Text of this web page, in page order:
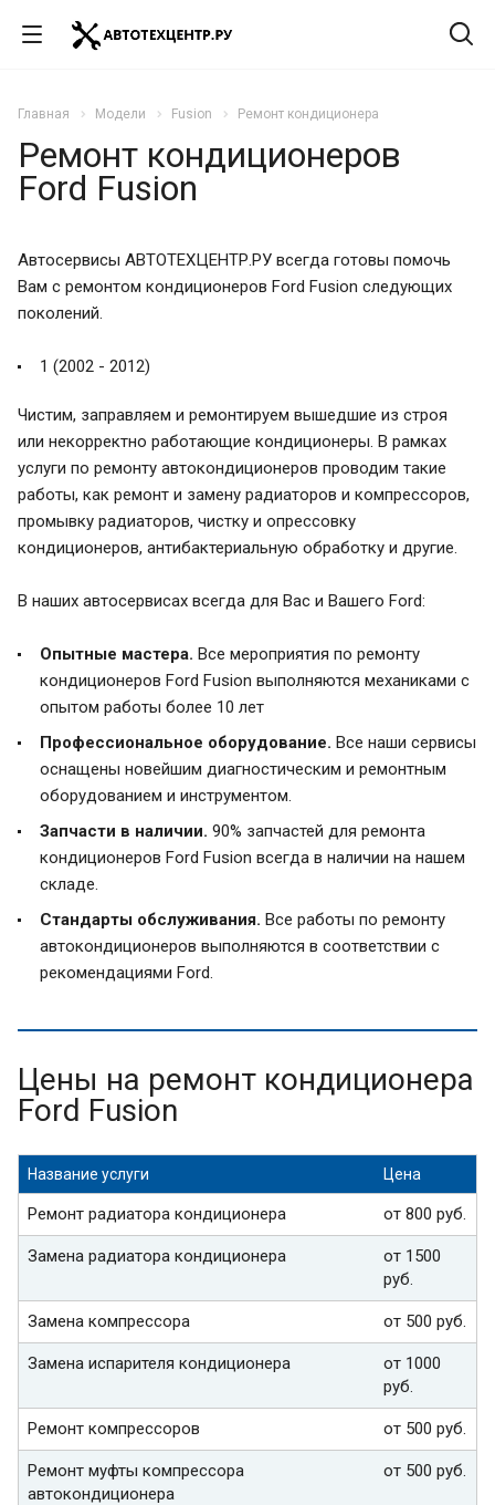
Главная Модели Fusion Ремонт кондиционера
Ремонт кондиционеров
Ford Fusion
Автосервисы АВТОТЕХЦЕНТР.РУ всегда готовы помочь
Вам с ремонтом кондиционеров Ford Fusion следующих
поколений.
1 (2002 - 2012)
Чистим, заправляем и ремонтируем вышедшие из строя
или некорректно работающие кондиционеры. В рамках
услуги по ремонту автокондиционеров проводим такие
работы, как ремонт и замену радиаторов и компрессоров,
промывку радиаторов, чистку и опрессовку
кондиционеров, антибактериальную обработку и другие.
В наших автосервисах всегда для Вас и Вашего Ford:
Опытные мастера. Все мероприятия по ремонту
кондиционеров Ford Fusion выполняются механиками с
опытом работы более 10 лет
Профессиональное оборудование. Все наши сервисы
оснащены новейшим диагностическим и ремонтным
оборудованием и инструментом.
Запчасти в наличии. 90% запчастей для ремонта
кондиционеров Ford Fusion всегда в наличии на нашем
складе.
Стандарты обслуживания. Все работы по ремонту
автокондиционеров выполняются в соответствии с
рекомендациями Ford.
Цены на ремонт кондиционера
Ford Fusion
Название услуги Цена
Ремонт радиатора кондиционера от 800 руб.
Замена радиатора кондиционера
от 1500
руб.
Замена компрессора от 500 руб.
Замена испарителя кондиционера
от 1000
руб.
Ремонт компрессоров от 500 руб.
Ремонт муфты компрессора
автокондиционера
от 500 руб.